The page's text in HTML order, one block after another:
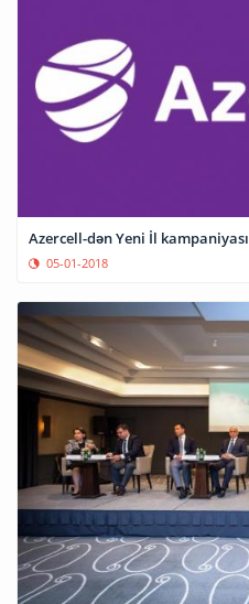
Azercell-dən Yeni İl kampaniyası
05-01-2018